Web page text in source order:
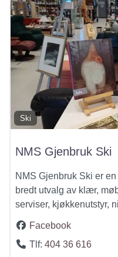
Ski
NMS Gjenbruk Ski
NMS Gjenbruk Ski er
bredt utvalg av klær,
serviser, kjøkkenutstyr,
Facebook
Tlf: 404 36 616